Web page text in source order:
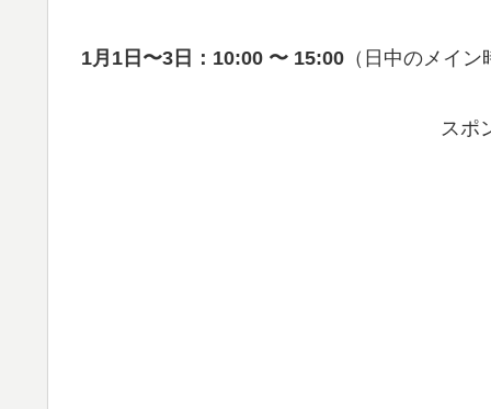
1月1日〜3日：10:00 〜 15:00 （日中のメイン
スポ